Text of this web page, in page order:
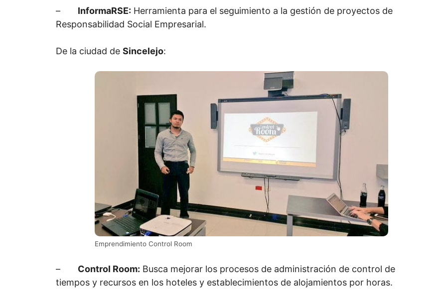
– InformaRSE: Herramienta para el seguimiento a la gestión de proyectos de
Responsabilidad Social Empresarial.
De la ciudad de Sincelejo:
Emprendimiento Control Room
– Control Room: Busca mejorar los procesos de administración de control de
tiempos y recursos en los hoteles y establecimientos de alojamientos por horas.